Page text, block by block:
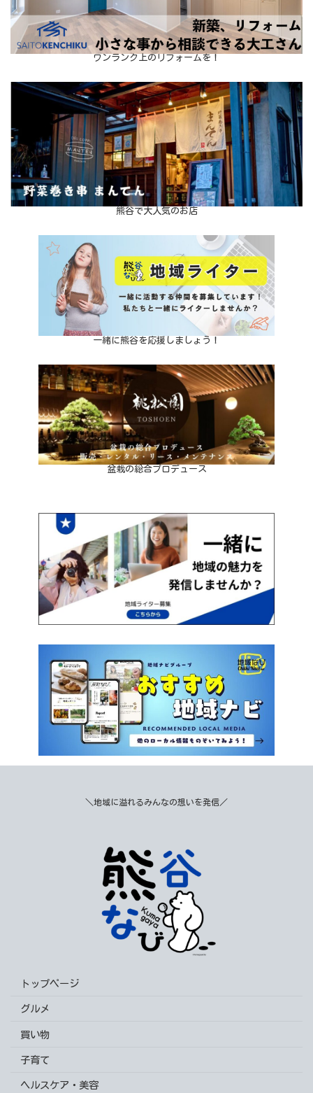
ワンランク上のリフォームを！
熊谷で大人気のお店
一緒に熊谷を応援しましょう！
盆栽の総合プロデュース
＼地域に溢れるみんなの想いを発信／
トップページ
グルメ
買い物
子育て
ヘルスケア・美容